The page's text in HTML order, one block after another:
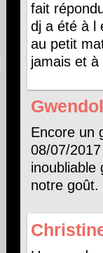
fait
dj a été à l
au petit
jamais et
Encore un
08/07/
inoubliable
notre goût.